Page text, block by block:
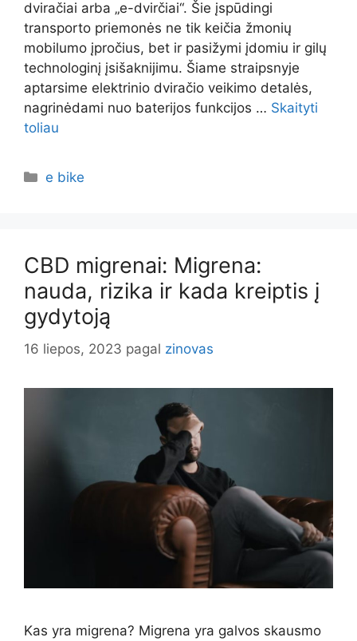
dviračiai arba „e-dvirčiai“. Šie įspūdingi
transporto priemonės ne tik keičia žmonių
mobilumo įpročius, bet ir pasižymi įdomiu ir gilų
technologinį įsišaknijimu. Šiame straipsnyje
aptarsime elektrinio dviračio veikimo detalės,
nagrinėdami nuo baterijos funkcijos … Skaityti
toliau
Kategorijos
e bike
CBD migrenai: Migrena:
nauda, rizika ir kada kreiptis į
gydytoją
16 liepos, 2023 pagal zinovas
Kas yra migrena? Migrena yra galvos skausmo